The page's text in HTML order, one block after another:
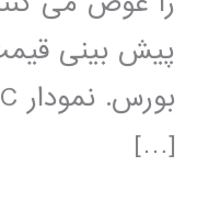
پیش بینی
[…]